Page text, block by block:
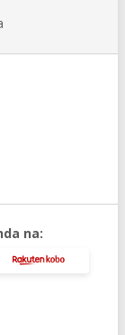
na: